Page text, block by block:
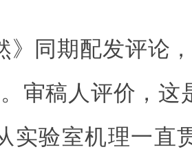
》同期配发评论
审稿人评价，这
实验室机理一直